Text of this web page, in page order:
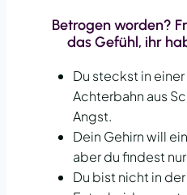
Betrogen worden?
das Gefühl, ihr
Du steckst in
Achterbahn aus
Angst.
Dein Gehirn will
aber du findest
Du bist nicht in